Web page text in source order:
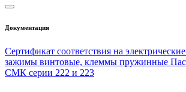
Документация
Сертификат соответствия на
зажимы винтовые, клеммы пружинные
СМК серии 222 и 223